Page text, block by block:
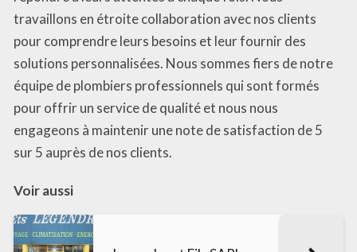
travaillons en étroite collaboration avec nos clients
pour comprendre leurs besoins et leur fournir des
solutions personnalisées. Nous sommes fiers de notre
équipe de plombiers professionnels qui sont formés
pour offrir un service de qualité et nous nous
engageons à maintenir une note de satisfaction de 5
sur 5 auprès de nos clients.
Voir aussi